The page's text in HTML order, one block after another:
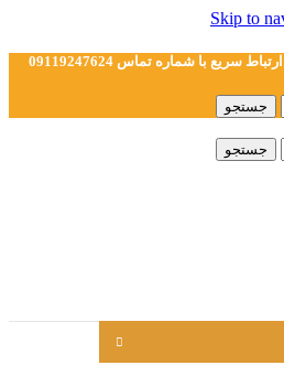
Skip to
سریع با شماره تماس 09119247624
جستجو
جستجو